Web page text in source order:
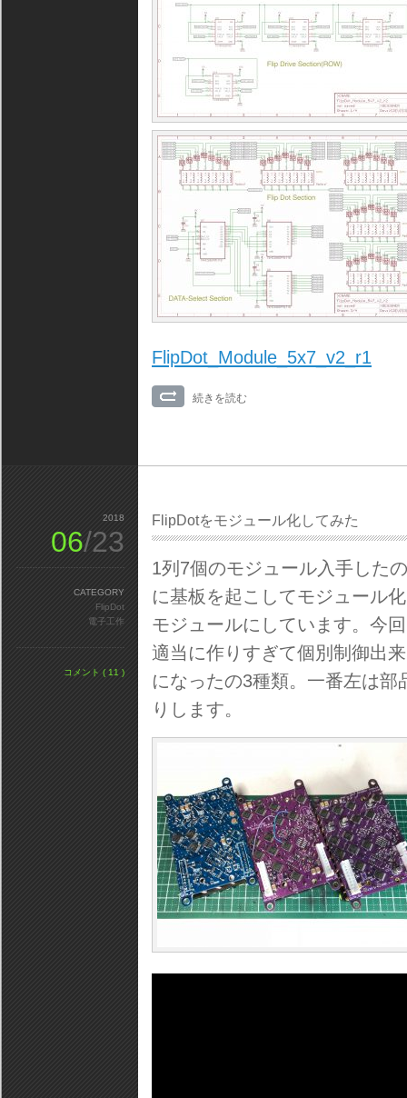
FlipDot_Module_5x7_v2_r1
続きを読む
FlipDotをモジュール化してみた
1列7個のモジュール入手した
に基板を起こしてモジュール
モジュールにしています。今
適当に作りすぎて個別制御出
になったの3種類。一番左は
りします。
2018
06/23
CATEGORY
FlipDot
電子工作
コメント ( 11 )